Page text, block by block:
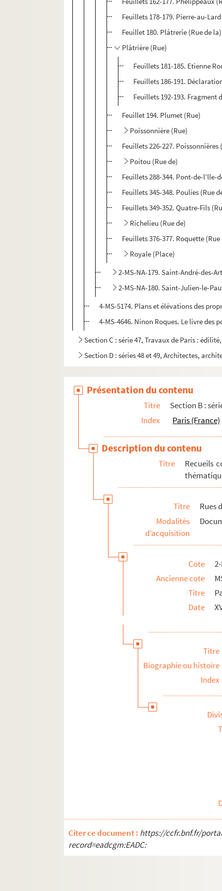
Feuillets 178-179. Pierre-au-
Feuillet 180. Plâtrerie (Rue de la)
Plâtrière (Rue)
Feuillets 181-185. Etienne
Feuillets 186-191.
Feuillets 192-193. Fragment
Feuillet 194. Plumet (Rue)
Poissonnière (Rue)
Feuillets 226-227. Poissonnières
Poitou (Rue de)
Feuillets 288-344. Pont-de-l'lle-
Feuillets 345-348. Poulies (Rue
Feuillets 349-352. Quatre-Fils
Richelieu (Rue de)
Feuillets 376-377. Roquette
Royale (Place)
2-MS-NA-179. Saint-André-des-
2-MS-NA-180. Saint-Julien-le-
4-MS-5174. Plans et élévations des
4-MS-4646. Ninon Roques. Le livre des
Section C : série 47, Travaux de Paris :
Section D : séries 48 et 49, Architectes,
Présentation du contenu
Titre
Section B :
Index
Paris (France)
Description du contenu
Titre
Recueils
Titre
Rues
Modalités
d’acquisition
Cote
Ancienne cote
Titre
Date
Titre
Biographie ou histoire
Index
Citer ce document : https://ccfr.bnf.fr/
record=eadcgm:EADC: